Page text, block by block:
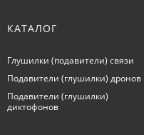
КАТАЛОГ
Глушилки (подавители) связи
Подавители (глушилки) дронов
Подавители (глушилки)
диктофонов